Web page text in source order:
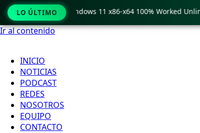
Ir al contenido
INICIO
NOTICIAS
PODCAST
REDES
NOSOTROS
EQUIPO
CONTACTO
LO ÚLTIMO
Crack only Windows 11 x86-x64 100% Worked Unlimited